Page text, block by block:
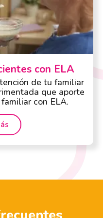
con ELA
de tu familiar
que aporte
con ELA.